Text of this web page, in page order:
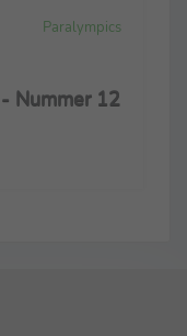
Paralympics
Nummer 12